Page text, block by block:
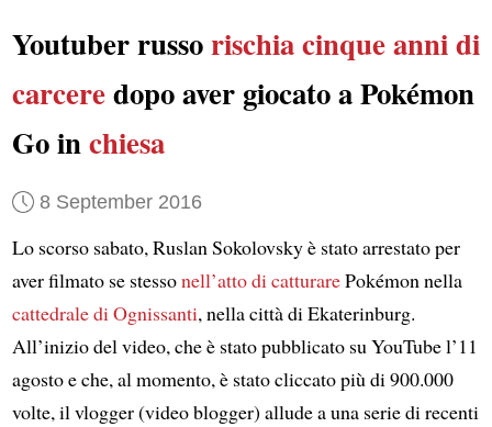
Youtuber russorischia cinque anni di
carceredopo aver giocato a Pokémon
Go inchiesa
8 September 2016
Lo scorso sabato, Ruslan Sokolovsky è stato arrestato per
aver filmato se stessonell’atto di catturarePokémon nella
cattedrale di Ognissanti, nella città di Ekaterinburg.
All’inizio del video, che è stato pubblicato su YouTube l’11
agosto e che, al momento, è stato cliccato più di 900.000
volte, il vlogger (video blogger) allude a una serie di recenti